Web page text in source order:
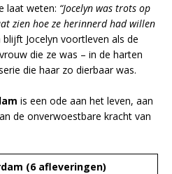
laat weten: “Jocelyn was trots op
zien hoe ze herinnerd had willen
Jocelyn voortleven als de
die ze was – in de harten
die haar zo dierbaar was.
is een ode aan het leven, aan
de onverwoestbare kracht van
(6 afleveringen)